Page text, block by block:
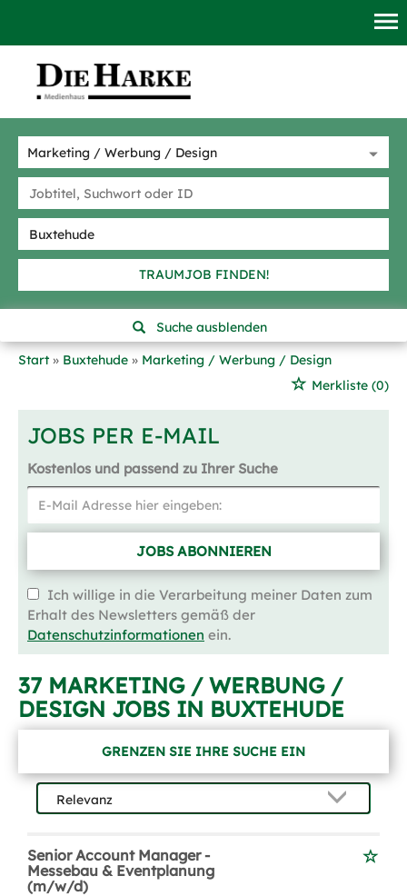
TRAUMJOB FINDEN!
Suche ausblenden
Start
Buxtehude
Marketing / Werbung / Design
Merkliste (0)
JOBS PER E-MAIL
Kostenlos und passend zu Ihrer Suche
JOBS ABONNIEREN
Ich willige in die Verarbeitung meiner Daten zum
Erhalt des Newsletters gemäß der
Datenschutzinformationen ein.
37 MARKETING / WERBUNG /
DESIGN JOBS IN BUXTEHUDE
GRENZEN SIE IHRE SUCHE EIN
Senior Account Manager -
Messebau & Eventplanung
(m/w/d)